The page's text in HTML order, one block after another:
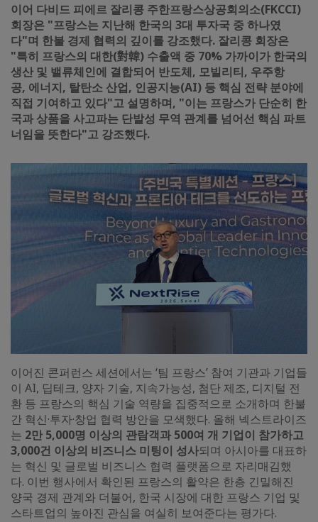
이어 다비드 피에르 잘리콩 주한프랑스상공회의소(FKCCI)
회장은 "프랑스는 지난해 한국의 3대 투자국 중 하나였
다"며 한불 경제 협력의 깊이를 강조했다. 잘리콩 회장은
"특히 프랑스의 대한(對韓) 수출액 중 70% 가까이가 한국의
생산 및 밸류체인에 결합되어 반도체, 모빌리티, 우주항
공, 에너지, 탈탄소 산업, 인공지능(AI) 등 핵심 전략 분야에
직접 기여하고 있다"고 설명하며, "이는 프랑스가 단순히 한
국과 상품을 사고파는 단발성 무역 관계를 넘어선 핵심 파트
너임을 뜻한다"고 강조했다.
이어진 콘퍼런스 세션에서는 ‘팀 프랑스’ 참여 기관과 기업들
이 AI, 딥테크, 양자 기술, 지속가능성, 첨단 제조, 디지털 전
환 등 프랑스의 핵심 기술 역량을 집중적으로 소개하며 한불
간 혁신·투자·창업 협력 방안을 모색했다. 올해 넥스트라이즈
는 2만 5,000명 이상의 관람객과 500여 개 기업이 참가하고
3,000건 이상의 비즈니스 미팅이 성사되며 아시아를 대표하
는 혁신 및 글로벌 비즈니스 협력 플랫폼으로 자리매김했
다. 이번 행사에서 확인된 프랑스의 활약은 한층 긴밀해진
양국 경제 관계와 더불어, 한국 시장에 대한 프랑스 기업 및
스타트업의 높아진 관심을 여실히 보여준다는 평가다.